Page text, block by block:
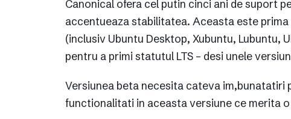
Canonical ofera cel putin cinci ani de suport
accentueaza stabilitatea. Aceasta este
(inclusiv Ubuntu Desktop, Xubuntu, Lubuntu,
pentru a primi statutul LTS – desi unele
Versiunea beta necesita cateva im,bunatatiri
functionalitati in aceasta versiune ce merita